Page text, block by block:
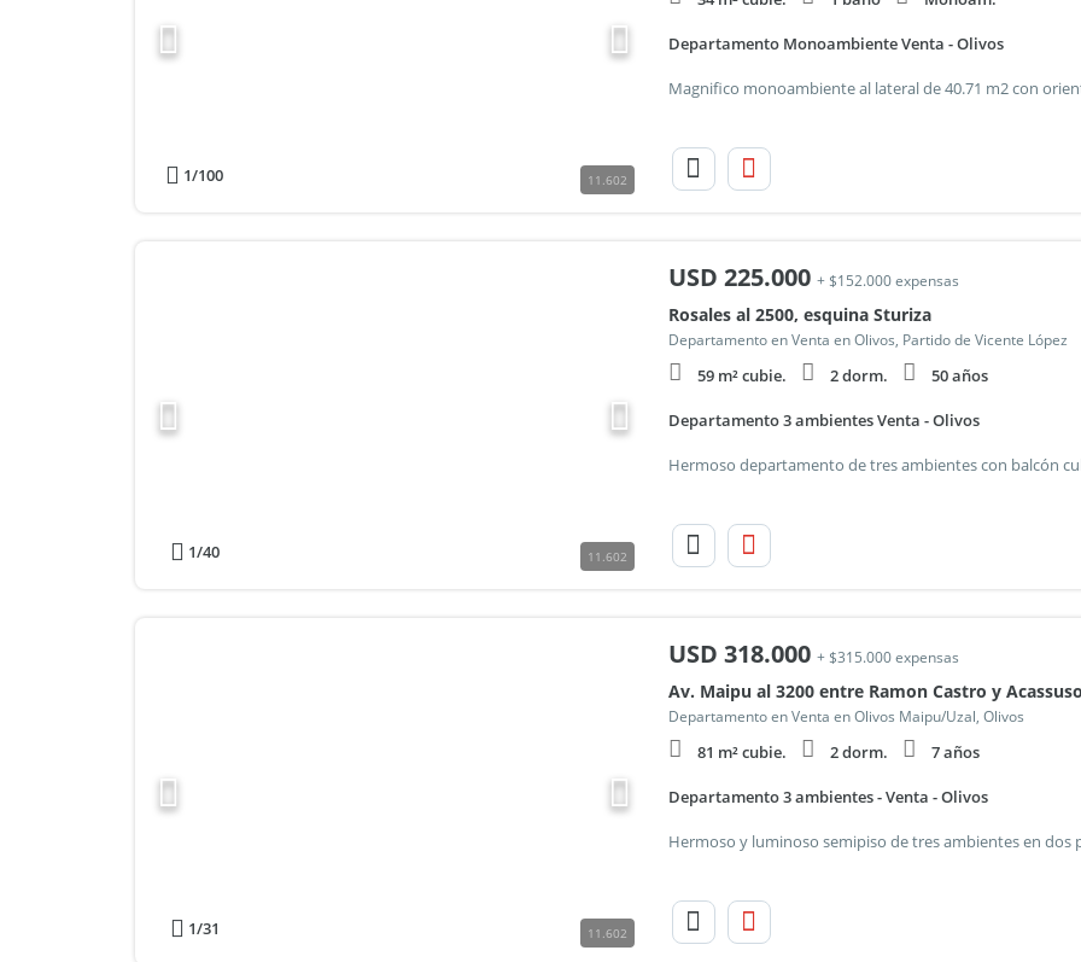
1/100 11.602
Departamento Monoambiente Venta - Olivos
1/40 11.602
USD 225.000 + $152.000 expensas
Rosales al 2500, esquina Sturiza
Departamento en Venta en Olivos, Partido de Vicente López
59 m² cubie. 2 dorm. 50 años
Departamento 3 ambientes Venta - Olivos
1/31 11.602
USD 318.000 + $315.000 expensas
Av. Maipu al 3200 entre Ramon Castro y Acassuso
Departamento en Venta en Olivos Maipu/Uzal, Olivos
81 m² cubie. 2 dorm. 7 años
Departamento 3 ambientes - Venta - Olivos